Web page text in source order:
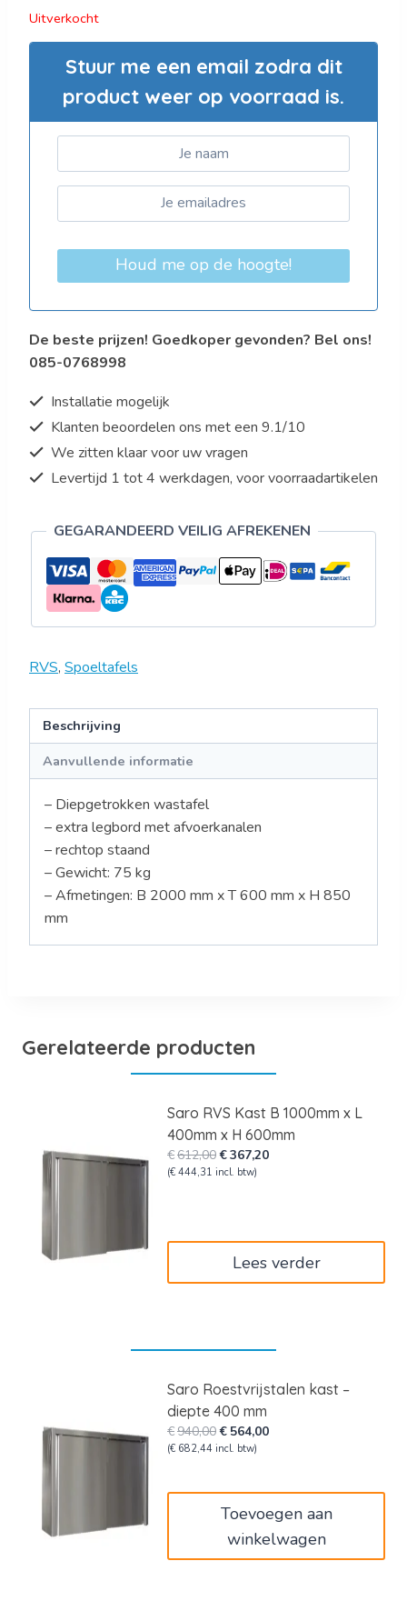
Uitverkocht
Stuur me een email zodra dit
product weer op voorraad is.
Houd me op de hoogte!
De beste prijzen! Goedkoper gevonden? Bel ons!
085-0768998
Installatie mogelijk
Klanten beoordelen ons met een 9.1/10
We zitten klaar voor uw vragen
Levertijd 1 tot 4 werkdagen, voor voorraadartikelen
GEGARANDEERD VEILIG AFREKENEN
RVS, Spoeltafels
Beschrijving
Aanvullende informatie
– Diepgetrokken wastafel
– extra legbord met afvoerkanalen
– rechtop staand
– Gewicht: 75 kg
– Afmetingen: B 2000 mm x T 600 mm x H 850
mm
Gerelateerde producten
Saro RVS Kast B 1000mm x L
400mm x H 600mm
€612,00Oorspronkelijke
prijs
€367,20Huidige
(€ 444,31 incl. btw)
Lees verder
Saro Roestvrijstalen kast –
diepte 400 mm
€940,00Oorspronkelijke
prijs
€ 564,00Huidige
(€ 682,44 incl. btw)
Toevoegen aan
winkelwagen